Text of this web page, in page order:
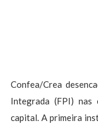
Confea/Crea
Integrada (FPI) nas
capital. A primeira